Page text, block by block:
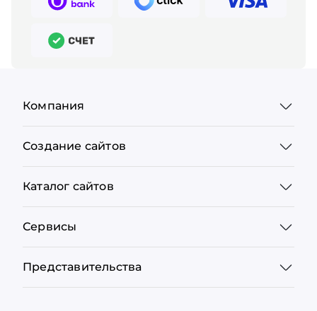
Компания
Создание сайтов
Каталог сайтов
Сервисы
Представительства